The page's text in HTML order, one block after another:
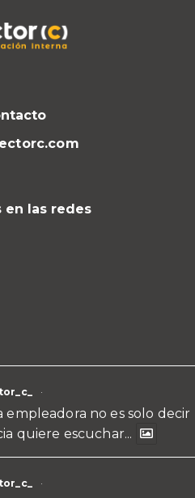
en las redes
·
empleadora no es solo
quiere escuchar...
·